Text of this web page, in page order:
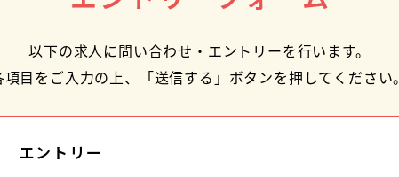
以下の求人に問い合わせ・エントリーを行います。
項目をご入力の上、「送信する」ボタンを押してください。
エントリー